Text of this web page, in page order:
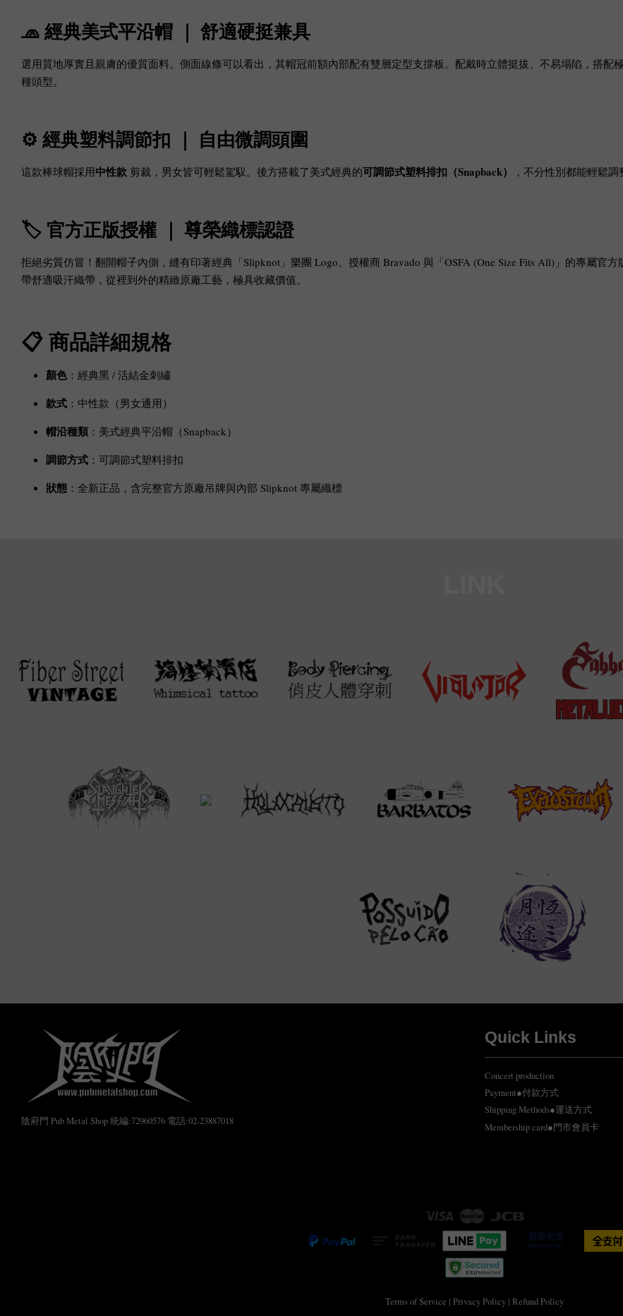
🧢 經典美式平沿帽 ｜ 舒適硬挺兼具
選用質地厚實且親膚的優質面料。側面線條可以看出，其帽冠前額內部配有雙層定型支撐板。配戴時立體挺拔、不易塌陷，搭
種頭型。
⚙️ 經典塑料調節扣 ｜ 自由微調頭圍
這款棒球帽採用中性款 剪裁，男女皆可輕鬆駕馭。後方搭載了美式經典的可調節式塑料排扣（Snapback） ，不分性別都能輕鬆
🏷️ 官方正版授權 ｜ 尊榮織標認證
拒絕劣質仿冒！翻開帽子內側，縫有印著經典「Slipknot」樂團 Logo、授權商 Bravado 與「OSFA (One Size Fits All)」的專屬官
帶舒適吸汗織帶，從裡到外的精緻原廠工藝，極具收藏價值。
📋 商品詳細規格
顏色：經典黑 / 活結金刺繡
款式 ：中性款（男女通用）
帽沿種類 ：美式經典平沿帽（Snapback）
調節方式 ：可調節式塑料排扣
狀態 ：全新正品，含完整官方原廠吊牌與內部 Slipknot 專屬織標
陰府門 Pub Metal Shop 統編:72960576 電話:02-23887018
Quick Links
Concert production
Payment●付款方式
Shipping Methods●運送方式
Membership card●門市會員卡
Visa Master
Terms of Service | Privacy Policy| Refund Policy